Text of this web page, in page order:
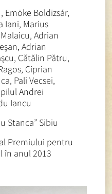
Emöke Boldizsár,
Iani, Marius
Adrian
Adrian
Cătălin Pătru,
Ciprian
Pali Vecsei,
Andrei
Iancu
Stanca” Sibiu
Premiului pentru
în anul 2013